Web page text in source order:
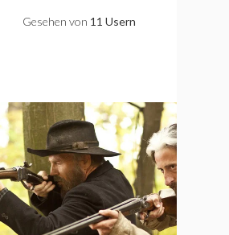
Gesehen von 11 Usern